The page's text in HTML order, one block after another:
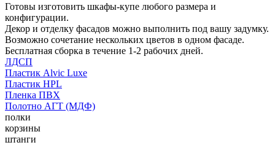
Готовы изготовить шкафы-купе любого размера и
конфигурации.
Декор и отделку фасадов можно выполнить под вашу задумку.
Возможно сочетание нескольких цветов в одном фасаде.
Бесплатная сборка в течение 1-2 рабочих дней.
ЛДСП
Пластик Alvic Luxe
Пластик HPL
Пленка ПВХ
Полотно АГТ (МДФ)
полки
корзины
штанги